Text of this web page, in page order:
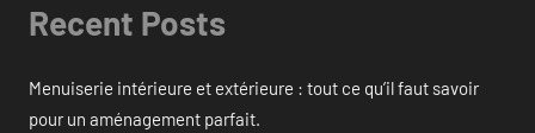
Recent Posts
Menuiserie intérieure et extérieure : tout ce qu’il faut savoir
pour un aménagement parfait.